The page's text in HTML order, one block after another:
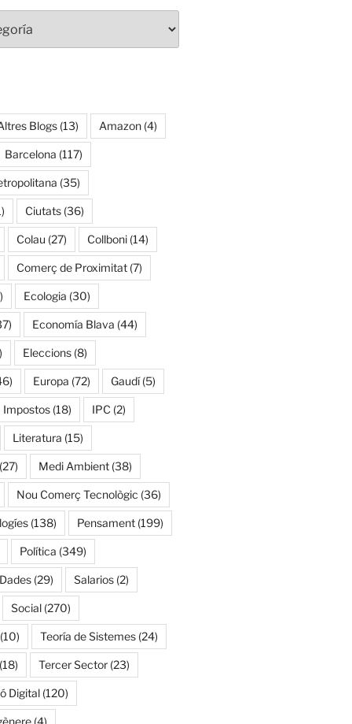
Blogs(13) Amazon(4)
Barcelona (117)
(35)
Ciutats(36)
Colau (27) Collboni(14)
Comerç de Proximitat(7)
Ecologia (30)
Economía Blava (44)
Eleccions(8)
Europa (72) Gaudí(5)
Impostos(18) IPC (2)
Literatura (15)
Medi Ambient(38)
Nou Comerç Tecnològic (36)
(138) Pensament(199)
Política (349)
(29) Salarios(2)
Social(270)
Teoría de Sistemes(24)
Tercer Sector(23)
Digital(120)